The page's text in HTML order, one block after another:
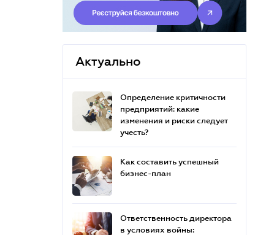
Актуально
Определение критичности
предприятий: какие
изменения и риски следует
учесть?
Как составить успешный
бизнес-план
Ответственность директора
в условиях войны: